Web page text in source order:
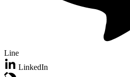
Line
LinkedIn